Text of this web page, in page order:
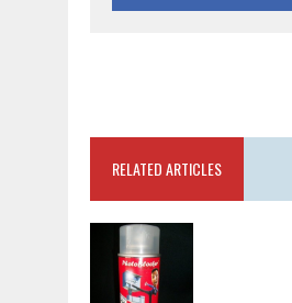
RELATED ARTICLES